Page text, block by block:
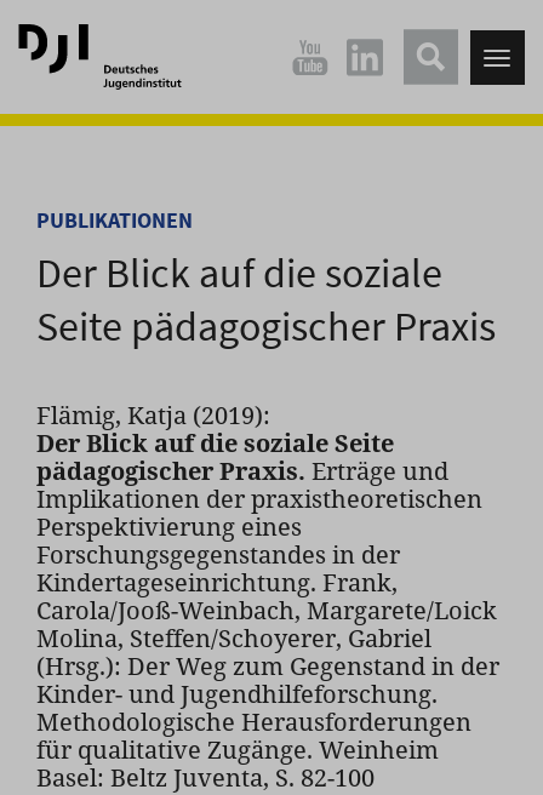
Direkt
zum
Hauptinhalt
Direkt
zum
Hauptmenü
PUBLIKATIONEN
Der Blick auf die soziale
Seite pädagogischer Praxis
Flämig, Katja (2019):
Der Blick auf die soziale Seite
pädagogischer Praxis. Erträge und
Implikationen der praxistheoretischen
Perspektivierung eines
Forschungsgegenstandes in der
Kindertageseinrichtung. Frank,
Carola/Jooß-Weinbach, Margarete/Loick
Molina, Steffen/Schoyerer, Gabriel
(Hrsg.): Der Weg zum Gegenstand in der
Kinder- und Jugendhilfeforschung.
Methodologische Herausforderungen
für qualitative Zugänge. Weinheim
Basel: Beltz Juventa, S. 82-100